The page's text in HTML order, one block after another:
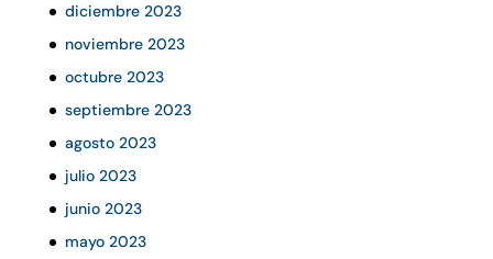
diciembre 2023
noviembre 2023
octubre 2023
septiembre 2023
agosto 2023
julio 2023
junio 2023
mayo 2023